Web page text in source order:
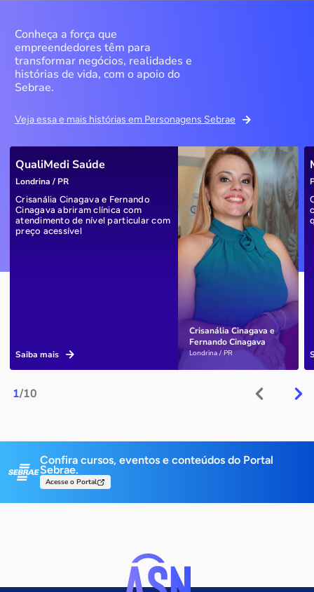
Conheça a força que
empreendedores têm para
transformar negócios, realidades e
histórias de vida, com o apoio do
Sebrae.
Veja essa e mais histórias em Personagens Sebrae
1/10
Crisanália Cinagava e
Fernando Cinagava
Londrina / PR
QualiMedi Saúde
Londrina / PR
Crisanália Cinagava e Fernando
Cinagava abriram clínica com
atendimento de nível particular com
preço acessível
Saiba mais
Confira cursos, eventos e conteúdos do Portal
Sebrae.
Acesse o Portal